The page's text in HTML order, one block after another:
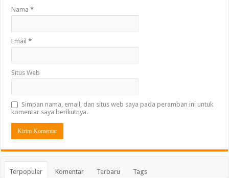
Nama*
Email*
Situs Web
Simpan nama, email, dan situs web saya pada peramban ini untuk
komentar saya berikutnya.
Terpopuler Komentar Terbaru Tags